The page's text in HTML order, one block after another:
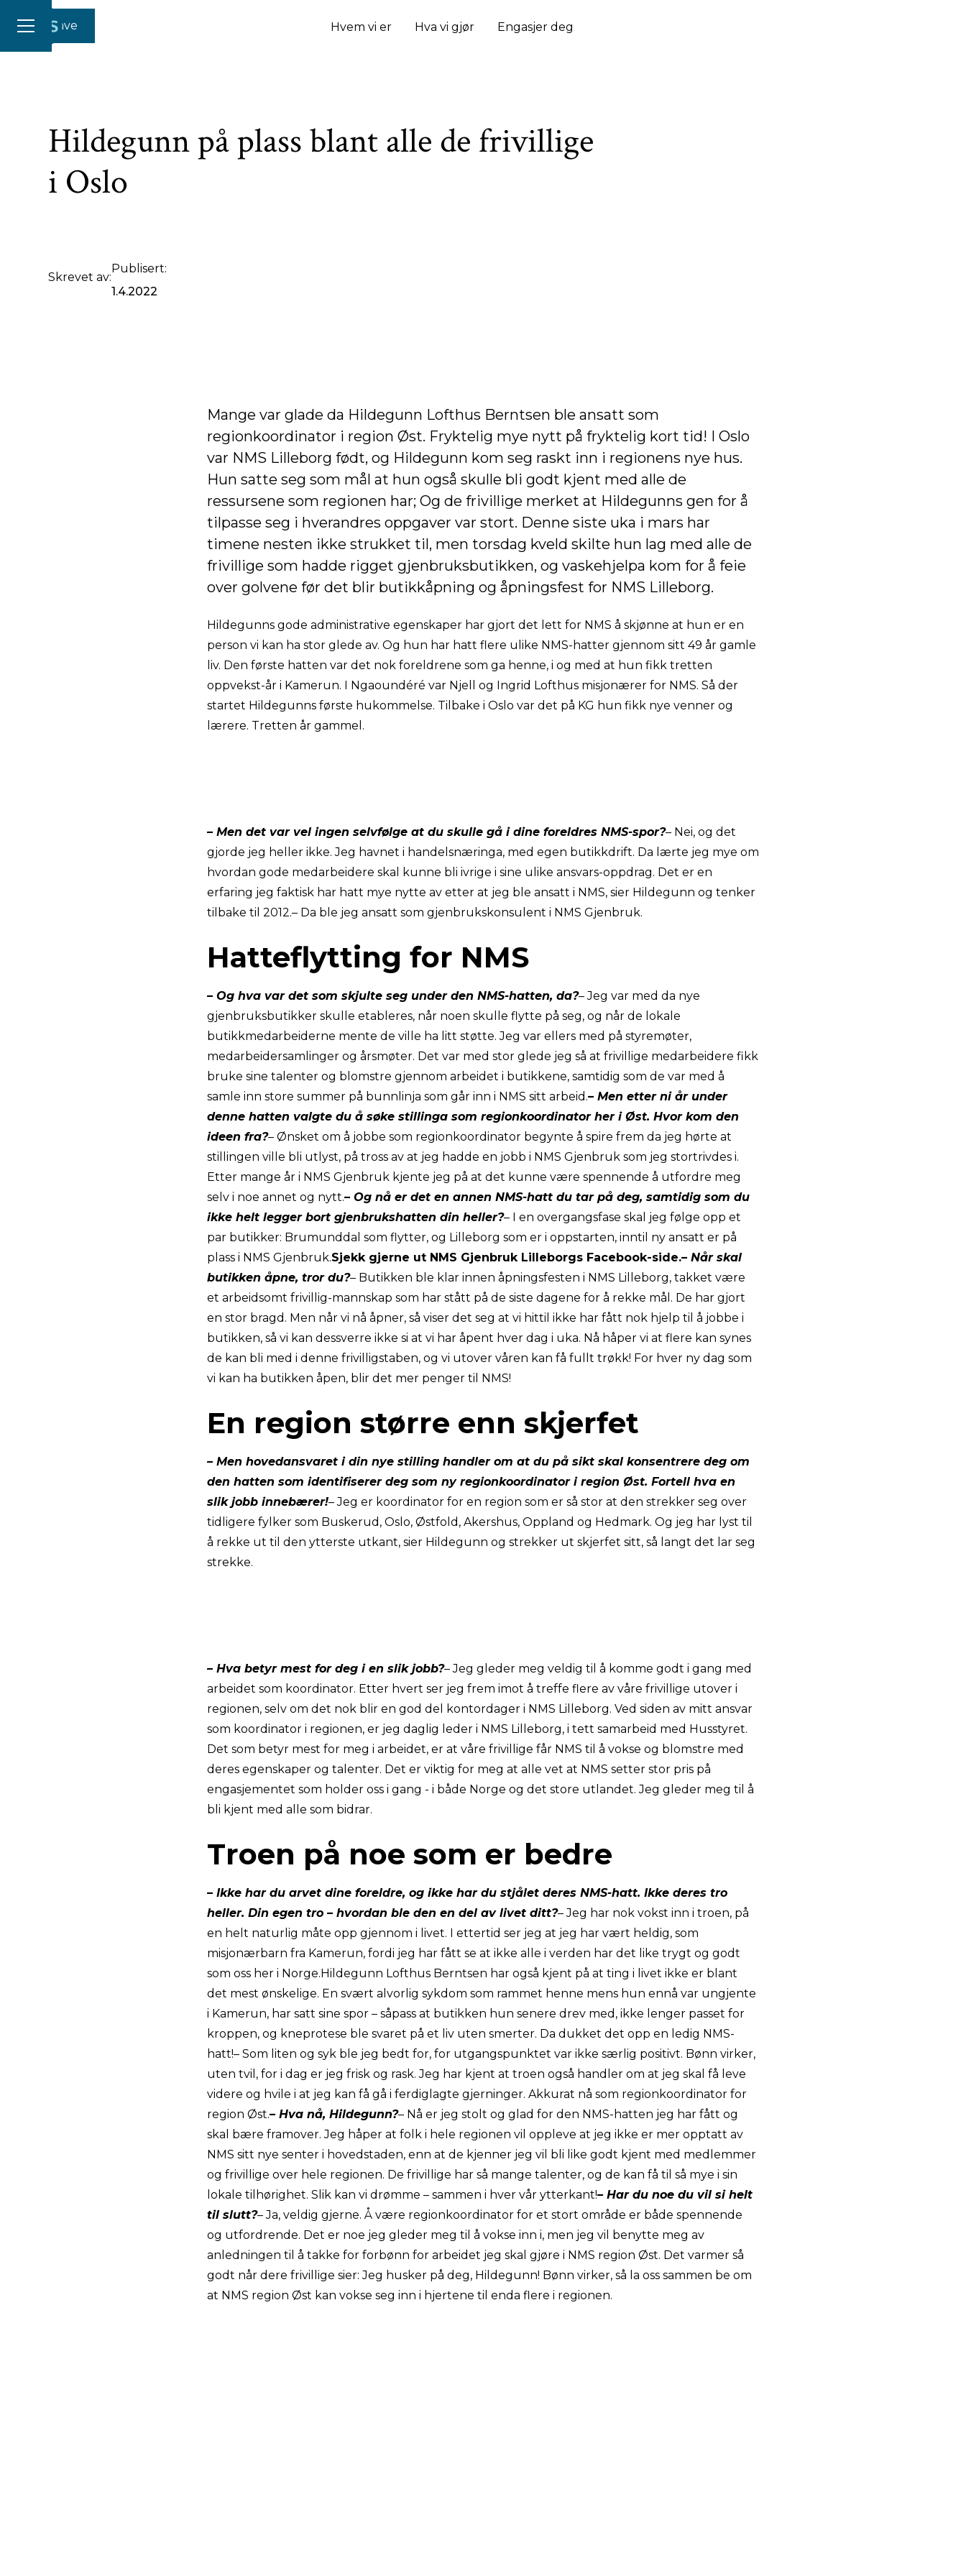
Hvem vi er Hva vi gjør Engasjer deg
Gi en gave
Hildegunn på plass blant alle de frivillige
i Oslo
Skrevet av:
Publisert:
1.4.2022
Mange var glade da Hildegunn Lofthus Berntsen ble ansatt som
regionkoordinator i region Øst. Fryktelig mye nytt på fryktelig kort tid! I Oslo
var NMS Lilleborg født, og Hildegunn kom seg raskt inn i regionens nye hus.
Hun satte seg som mål at hun også skulle bli godt kjent med alle de
ressursene som regionen har; Og de frivillige merket at Hildegunns gen for å
tilpasse seg i hverandres oppgaver var stort. Denne siste uka i mars har
timene nesten ikke strukket til, men torsdag kveld skilte hun lag med alle de
frivillige som hadde rigget gjenbruksbutikken, og vaskehjelpa kom for å feie
over golvene før det blir butikkåpning og åpningsfest for NMS Lilleborg.
Hildegunns gode administrative egenskaper har gjort det lett for NMS å skjønne at hun er en
person vi kan ha stor glede av. Og hun har hatt flere ulike NMS-hatter gjennom sitt 49 år gamle
liv. Den første hatten var det nok foreldrene som ga henne, i og med at hun fikk tretten
oppvekst-år i Kamerun. I Ngaoundéré var Njell og Ingrid Lofthus misjonærer for NMS. Så der
startet Hildegunns første hukommelse. Tilbake i Oslo var det på KG hun fikk nye venner og
lærere. Tretten år gammel.
– Men det var vel ingen selvfølge at du skulle gå i dine foreldres NMS-spor?– Nei, og det
gjorde jeg heller ikke. Jeg havnet i handelsnæringa, med egen butikkdrift. Da lærte jeg mye om
hvordan gode medarbeidere skal kunne bli ivrige i sine ulike ansvars-oppdrag. Det er en
erfaring jeg faktisk har hatt mye nytte av etter at jeg ble ansatt i NMS, sier Hildegunn og tenker
tilbake til 2012.– Da ble jeg ansatt som gjenbrukskonsulent i NMS Gjenbruk.
Hatteflytting for NMS
– Og hva var det som skjulte seg under den NMS-hatten, da?– Jeg var med da nye
gjenbruksbutikker skulle etableres, når noen skulle flytte på seg, og når de lokale
butikkmedarbeiderne mente de ville ha litt støtte. Jeg var ellers med på styremøter,
medarbeidersamlinger og årsmøter. Det var med stor glede jeg så at frivillige medarbeidere fikk
bruke sine talenter og blomstre gjennom arbeidet i butikkene, samtidig som de var med å
samle inn store summer på bunnlinja som går inn i NMS sitt arbeid.– Men etter ni år under
denne hatten valgte du å søke stillinga som regionkoordinator her i Øst. Hvor kom den
ideen fra?– Ønsket om å jobbe som regionkoordinator begynte å spire frem da jeg hørte at
stillingen ville bli utlyst, på tross av at jeg hadde en jobb i NMS Gjenbruk som jeg stortrivdes i.
Etter mange år i NMS Gjenbruk kjente jeg på at det kunne være spennende å utfordre meg
selv i noe annet og nytt.– Og nå er det en annen NMS-hatt du tar på deg, samtidig som du
ikke helt legger bort gjenbrukshatten din heller?– I en overgangsfase skal jeg følge opp et
par butikker: Brumunddal som flytter, og Lilleborg som er i oppstarten, inntil ny ansatt er på
plass i NMS Gjenbruk.Sjekk gjerne ut NMS Gjenbruk Lilleborgs Facebook-side.– Når skal
butikken åpne, tror du?– Butikken ble klar innen åpningsfesten i NMS Lilleborg, takket være
et arbeidsomt frivillig-mannskap som har stått på de siste dagene for å rekke mål. De har gjort
en stor bragd. Men når vi nå åpner, så viser det seg at vi hittil ikke har fått nok hjelp til å jobbe i
butikken, så vi kan dessverre ikke si at vi har åpent hver dag i uka. Nå håper vi at flere kan synes
de kan bli med i denne frivilligstaben, og vi utover våren kan få fullt trøkk! For hver ny dag som
vi kan ha butikken åpen, blir det mer penger til NMS!
En region større enn skjerfet
– Men hovedansvaret i din nye stilling handler om at du på sikt skal konsentrere deg om
den hatten som identifiserer deg som ny regionkoordinator i region Øst. Fortell hva en
slik jobb innebærer!– Jeg er koordinator for en region som er så stor at den strekker seg over
tidligere fylker som Buskerud, Oslo, Østfold, Akershus, Oppland og Hedmark. Og jeg har lyst til
å rekke ut til den ytterste utkant, sier Hildegunn og strekker ut skjerfet sitt, så langt det lar seg
strekke.
– Hva betyr mest for deg i en slik jobb?– Jeg gleder meg veldig til å komme godt i gang med
arbeidet som koordinator. Etter hvert ser jeg frem imot å treffe flere av våre frivillige utover i
regionen, selv om det nok blir en god del kontordager i NMS Lilleborg. Ved siden av mitt ansvar
som koordinator i regionen, er jeg daglig leder i NMS Lilleborg, i tett samarbeid med Husstyret.
Det som betyr mest for meg i arbeidet, er at våre frivillige får NMS til å vokse og blomstre med
deres egenskaper og talenter. Det er viktig for meg at alle vet at NMS setter stor pris på
engasjementet som holder oss i gang - i både Norge og det store utlandet. Jeg gleder meg til å
bli kjent med alle som bidrar.
Troen på noe som er bedre
– Ikke har du arvet dine foreldre, og ikke har du stjålet deres NMS-hatt. Ikke deres tro
heller. Din egen tro – hvordan ble den en del av livet ditt?– Jeg har nok vokst inn i troen, på
en helt naturlig måte opp gjennom i livet. I ettertid ser jeg at jeg har vært heldig, som
misjonærbarn fra Kamerun, fordi jeg har fått se at ikke alle i verden har det like trygt og godt
som oss her i Norge.Hildegunn Lofthus Berntsen har også kjent på at ting i livet ikke er blant
det mest ønskelige. En svært alvorlig sykdom som rammet henne mens hun ennå var ungjente
i Kamerun, har satt sine spor – såpass at butikken hun senere drev med, ikke lenger passet for
kroppen, og kneprotese ble svaret på et liv uten smerter. Da dukket det opp en ledig NMS-
hatt!– Som liten og syk ble jeg bedt for, for utgangspunktet var ikke særlig positivt. Bønn virker,
uten tvil, for i dag er jeg frisk og rask. Jeg har kjent at troen også handler om at jeg skal få leve
videre og hvile i at jeg kan få gå i ferdiglagte gjerninger. Akkurat nå som regionkoordinator for
region Øst.– Hva nå, Hildegunn?– Nå er jeg stolt og glad for den NMS-hatten jeg har fått og
skal bære framover. Jeg håper at folk i hele regionen vil oppleve at jeg ikke er mer opptatt av
NMS sitt nye senter i hovedstaden, enn at de kjenner jeg vil bli like godt kjent med medlemmer
og frivillige over hele regionen. De frivillige har så mange talenter, og de kan få til så mye i sin
lokale tilhørighet. Slik kan vi drømme – sammen i hver vår ytterkant!– Har du noe du vil si helt
til slutt?– Ja, veldig gjerne. Å være regionkoordinator for et stort område er både spennende
og utfordrende. Det er noe jeg gleder meg til å vokse inn i, men jeg vil benytte meg av
anledningen til å takke for forbønn for arbeidet jeg skal gjøre i NMS region Øst. Det varmer så
godt når dere frivillige sier: Jeg husker på deg, Hildegunn! Bønn virker, så la oss sammen be om
at NMS region Øst kan vokse seg inn i hjertene til enda flere i regionen.